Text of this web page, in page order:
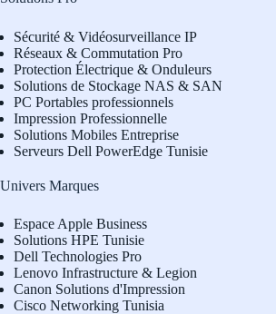
Sécurité & Vidéosurveillance IP
Réseaux & Commutation Pro
Protection Électrique & Onduleurs
Solutions de Stockage NAS & SAN
PC Portables professionnels
Impression Professionnelle
Solutions Mobiles Entreprise
Serveurs Dell PowerEdge Tunisie
Univers Marques
Espace Apple Business
Solutions HPE Tunisie
Dell Technologies Pro
Lenovo Infrastructure & Legion
Canon Solutions d'Impression
Cisco Networking Tunisia